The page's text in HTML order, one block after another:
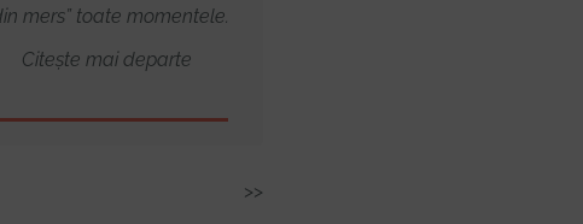
mers” toate momentele.
Citește mai departe
>>